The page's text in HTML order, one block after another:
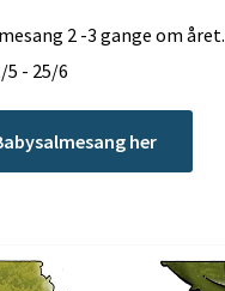
2 -3 gange om året.
5 - 25/6
her